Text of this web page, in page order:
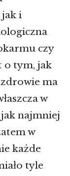
jak i
czy
o tym, jak
ma
w
najmniej
w
każde
tyle